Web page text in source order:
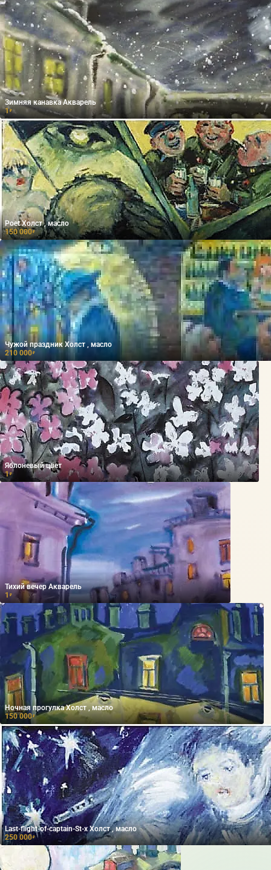
Зимняя канавка Акварель
1₽
Poet Холст , масло
150 000₽
Чужой праздник Холст , масло
210 000₽
Яблоневый цвет
1₽
Тихий вечер Акварель
1 ₽
Ночная прогулка Холст , масло
150 000₽
Last-flight-of-captain-St-x Холст , масло
250 000₽